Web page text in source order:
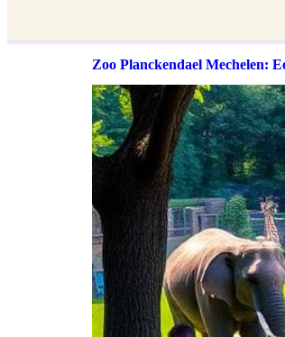
Zoo Planckendael Mechelen: